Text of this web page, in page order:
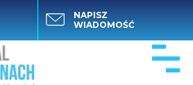
NAPISZ
WIADOMOŚĆ